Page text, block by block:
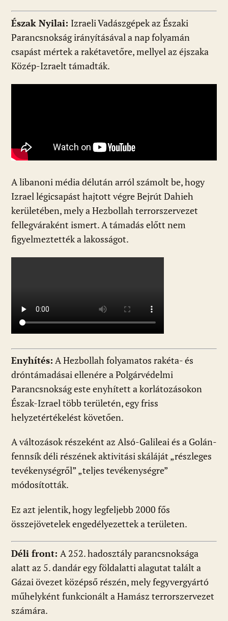
Észak Nyilai: Izraeli Vadászgépek az Északi
Parancsnokság irányításával a nap folyamán
csapást mértek a rakétavetőre, mellyel az éjszaka
Közép-Izraelt támadták.
A libanoni média délután arról számolt be, hogy
Izrael légicsapást hajtott végre Bejrút Dahieh
kerületében, mely a Hezbollah terrorszervezet
fellegváraként ismert. A támadás előtt nem
figyelmeztették a lakosságot.
Enyhítés: A Hezbollah folyamatos rakéta- és
dróntámadásai ellenére a Polgárvédelmi
Parancsnokság este enyhített a korlátozásokon
Észak-Izrael több területén, egy friss
helyzetértékelést követően.
A változások részeként az Alsó-Galileai és a Golán-
fennsík déli részének aktivitási skáláját „részleges
tevékenységről” „teljes tevékenységre”
módosították.
Ez azt jelentik, hogy legfeljebb 2000 fős
összejövetelek engedélyezettek a területen.
Déli front: A 252. hadosztály parancsnoksága
alatt az 5. dandár egy földalatti alagutat talált a
Gázai övezet középső részén, mely fegyvergyártó
műhelyként funkcionált a Hamász terrorszervezet
számára.